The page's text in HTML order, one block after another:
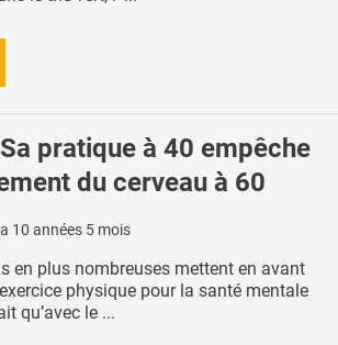
Sa pratique à 40 empêche
du cerveau à 60
10 années 5 mois
en plus nombreuses mettent en avant
physique pour la santé mentale
qu’avec le ...